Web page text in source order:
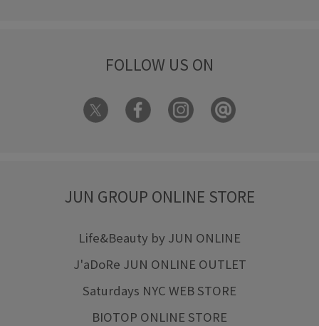
FOLLOW US ON
JUN GROUP ONLINE STORE
Life&Beauty by JUN ONLINE
J'aDoRe JUN ONLINE OUTLET
Saturdays NYC WEB STORE
BIOTOP ONLINE STORE